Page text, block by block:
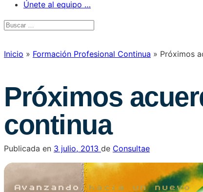
Únete al equipo …
Inicio » Formación Profesional Continua » Próximos
Próximos
continua
Publicada en 3 julio, 2013 de Consultae